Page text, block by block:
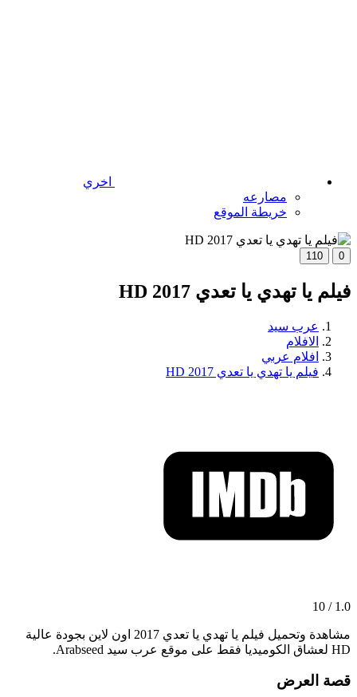
اخري
مصارعه
خريطة الموقع
0
110
فيلم يا تهدي يا تعدي 2017 HD
عرب سيد
الافلام
افلام عربي
فيلم يا تهدي يا تعدي 2017 HD
1.0 / 10
مشاهدة وتحميل فيلم يا تهدي يا تعدي 2017 اون لاين بجودة عالية
HD لعشاق الكوميديا فقط على موقع عرب سيد Arabseed.
قصة العرض